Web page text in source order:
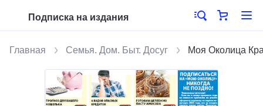
Подписка на издания
Главная Семья. Дом. Быт. Досуг Моя Околица